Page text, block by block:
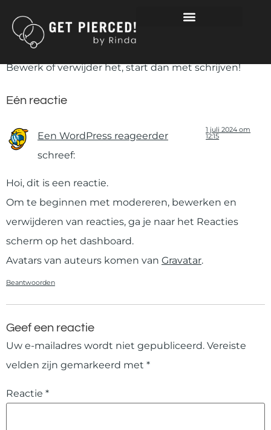
HALLO WERELD!
Welkom bij WordPress. Dit is je eerste bericht.
Bewerk of verwijder het, start dan met schrijven!
Eén reactie
Een WordPress reageerder
schreef:
1 juli 2024 om
12:15
Hoi, dit is een reactie.
Om te beginnen met modereren, bewerken en
verwijderen van reacties, ga je naar het Reacties
scherm op het dashboard.
Avatars van auteurs komen van Gravatar.
Beantwoorden
Geef een reactie
Uw e-mailadres wordt niet gepubliceerd. Vereiste
velden zijn gemarkeerd met *
Reactie *